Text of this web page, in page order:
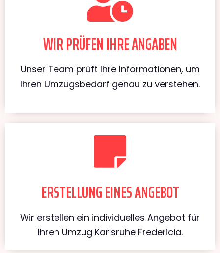
WIR PRÜFEN IHRE ANGABEN
Unser Team prüft Ihre Informationen, um
Ihren Umzugsbedarf genau zu verstehen.
ERSTELLUNG EINES ANGEBOT
Wir erstellen ein individuelles Angebot für
Ihren Umzug Karlsruhe Fredericia.